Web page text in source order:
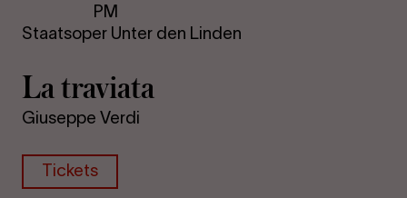
PM
Staatsoper Unter den Linden
La travi­ata
Giuseppe Verdi
Tickets